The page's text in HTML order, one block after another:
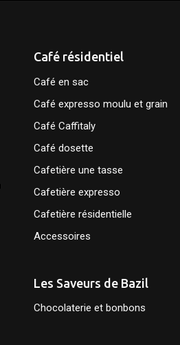
Café résidentiel
Café en sac
Café expresso moulu et grain
Café Caffitaly
Café dosette
Cafetière une tasse
Cafetière expresso
Cafetière résidentielle
Accessoires
Les Saveurs de Bazil
Chocolaterie et bonbons